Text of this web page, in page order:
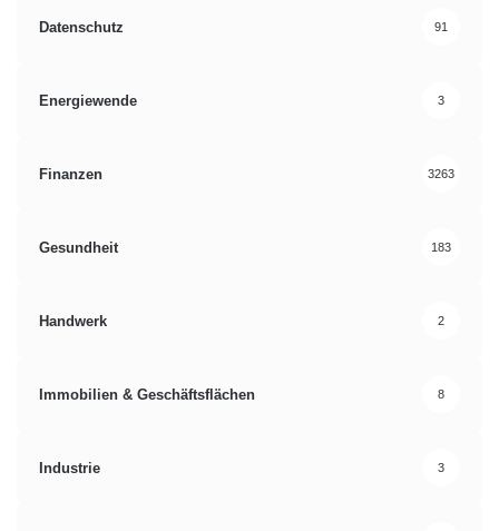
Datenschutz 91
Energiewende 3
Finanzen 3263
Gesundheit 183
Handwerk 2
Immobilien & Geschäftsflächen 8
Industrie 3